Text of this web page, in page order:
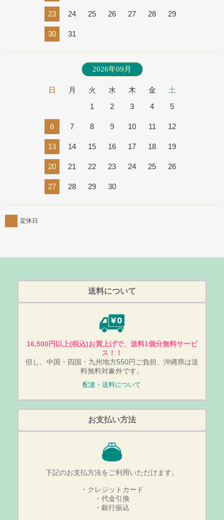
23 24 25 26 27 28 29
30 31
2026年09月
日 月 火 水 木 金
土
1
2 3 4 5
6 7 8 9 10 11 12
13 14 15 16 17 18 19
20 21 22 23 24 25 26
27 28 29 30
定休日
送料について
16,500円以上(税込)お買上げで、送料1個分無料サービ
ス！！
但し、中国・四国・九州地方550円ご負担、沖縄県は送
料無料対象外です。
配達・送料について
お支払い方法
下記のお支払方法をご利用いただけます。
・クレジットカード
・代金引換
・銀行振込